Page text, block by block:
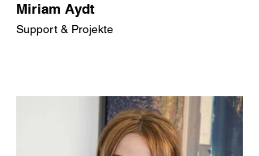
Miriam Aydt
Support & Projekte